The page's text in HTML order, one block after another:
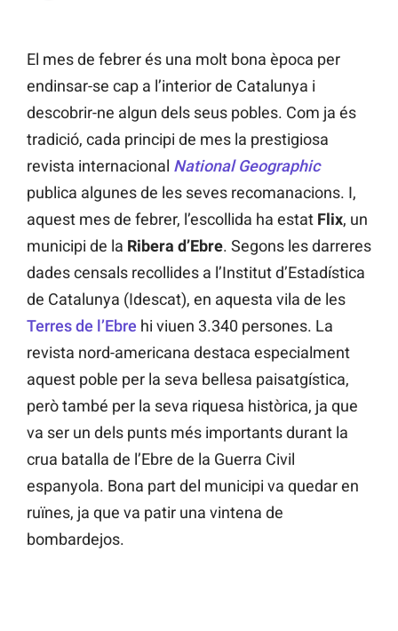
El mes de febrer és una molt bona època per
endinsar-se cap a l’interior de Catalunya i
descobrir-ne algun dels seus pobles. Com ja és
tradició, cada principi de mes la prestigiosa
revista internacional National Geographic
publica algunes de les seves recomanacions. I,
aquest mes de febrer, l’escollida ha estat Flix, un
municipi de la Ribera d’Ebre. Segons les darreres
dades censals recollides a l’Institut d’Estadística
de Catalunya (Idescat), en aquesta vila de les
Terres de l’Ebre hi viuen 3.340 persones. La
revista nord-americana destaca especialment
aquest poble per la seva bellesa paisatgística,
però també per la seva riquesa històrica, ja que
va ser un dels punts més importants durant la
crua batalla de l’Ebre de la Guerra Civil
espanyola. Bona part del municipi va quedar en
ruïnes, ja que va patir una vintena de
bombardejos.